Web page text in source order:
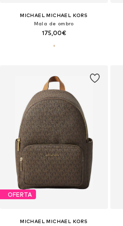
MICHAEL MICHAEL KORS
Mala de ombro
175,00€
OFERTA
MICHAEL MICHAEL KORS